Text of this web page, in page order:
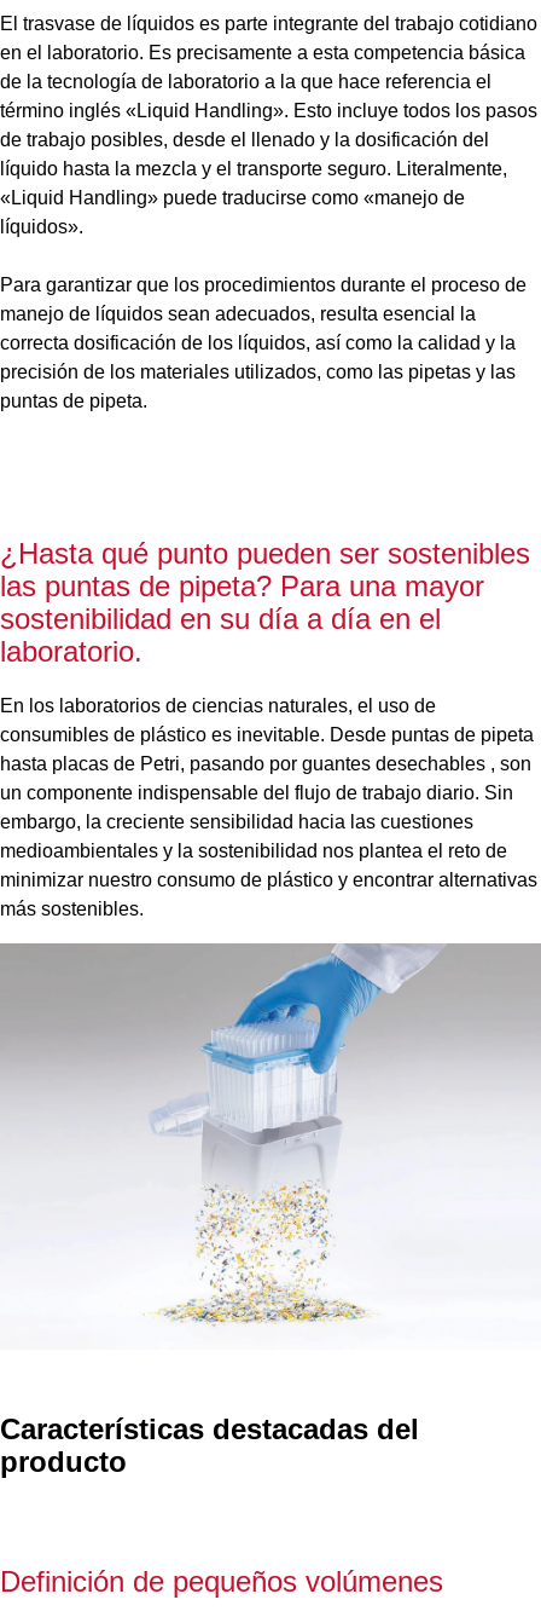
El trasvase de líquidos es parte integrante del trabajo cotidiano
en el laboratorio. Es precisamente a esta competencia básica
de la tecnología de laboratorio a la que hace referencia el
término inglés «Liquid Handling». Esto incluye todos los pasos
de trabajo posibles, desde el llenado y la dosificación del
líquido hasta la mezcla y el transporte seguro. Literalmente,
«Liquid Handling» puede traducirse como «manejo de
líquidos».
Para garantizar que los procedimientos durante el proceso de
manejo de líquidos sean adecuados, resulta esencial la
correcta dosificación de los líquidos, así como la calidad y la
precisión de los materiales utilizados, como las pipetas y las
puntas de pipeta.
¿Hasta qué punto pueden ser sostenibles
las puntas de pipeta? Para una mayor
sostenibilidad en su día a día en el
laboratorio.
En los laboratorios de ciencias naturales, el uso de
consumibles de plástico es inevitable. Desde puntas de pipeta
hasta placas de Petri, pasando por guantes desechables , son
un componente indispensable del flujo de trabajo diario. Sin
embargo, la creciente sensibilidad hacia las cuestiones
medioambientales y la sostenibilidad nos plantea el reto de
minimizar nuestro consumo de plástico y encontrar alternativas
más sostenibles.
Características destacadas del
producto
Definición de pequeños volúmenes